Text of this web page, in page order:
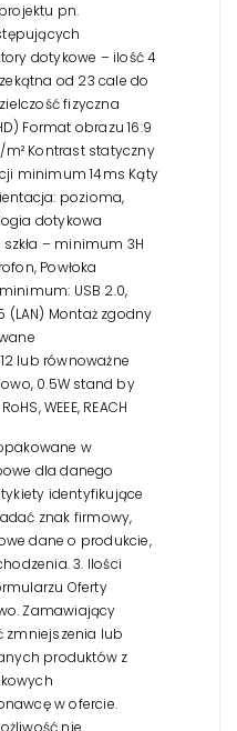
pn.
dotykowe – ilość 4
od 23 cale do
fizyczna
Format obrazu 16:9
Kontrast statyczny
minimum 14ms Kąty
pozioma,
dotykowa
– minimum 3H
Powłoka
USB 2.0,
(LAN) Montaż zgodny
lub równoważne
0.5W stand by
WEEE, REACH
w
dla danego
identyfikujące
znak firmowy,
dane o produkcie,
3. Ilości
Oferty
Zamawiający
zmniejszenia lub
produktów z
w ofercie.